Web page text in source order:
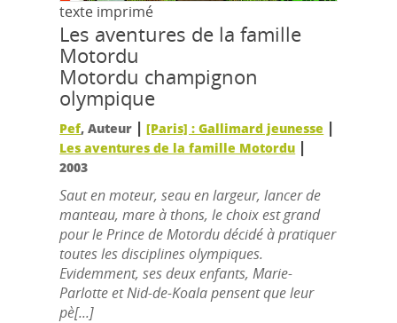
texte imprimé
Les aventures de la famille
Motordu
Motordu champignon
olympique
Pef, Auteur |[Paris] : Gallimard jeunesse |
Les aventures de la famille Motordu |
2003
Saut en moteur, seau en largeur, lancer de
manteau, mare à thons, le choix est grand
pour le Prince de Motordu décidé à pratiquer
toutes les disciplines olympiques.
Evidemment, ses deux enfants, Marie-
Parlotte et Nid-de-Koala pensent que leur
pè[...]